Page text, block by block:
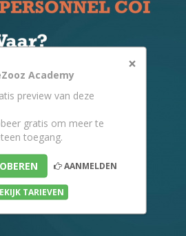
×
Academy
preview van deze
gratis om meer te
toegang.
AANMELDEN
TARIEVEN